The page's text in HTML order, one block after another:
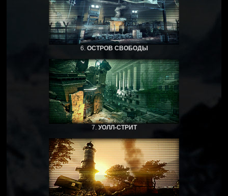
6. ОСТРОВ СВОБОДЫ
7. УОЛЛ-СТРИТ